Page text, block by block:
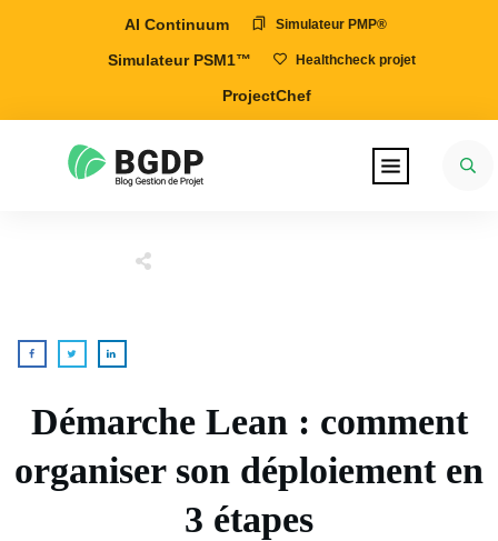
AI Continuum Simulateur PMP®
Simulateur PSM1™ Healthcheck projet
ProjectChef
Démarche Lean : comment
organiser son déploiement en
3 étapes